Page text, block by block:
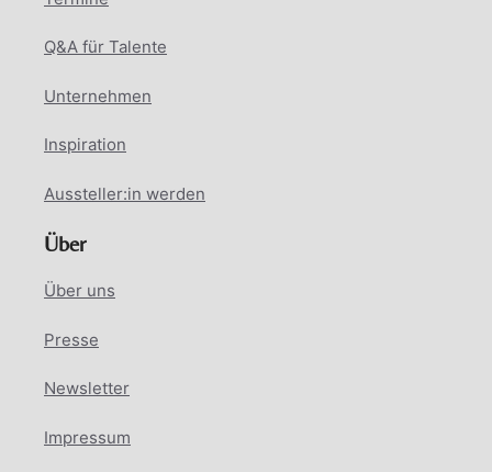
Q&A für Talente
Unternehmen
Inspiration
Aussteller:in werden
Über
Über uns
Presse
Newsletter
Impressum